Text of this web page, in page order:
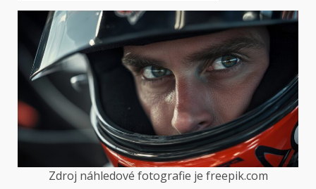
Zdroj náhledové fotografie je freepik.com